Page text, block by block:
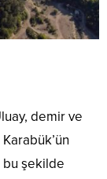
demir ve
bu şekilde